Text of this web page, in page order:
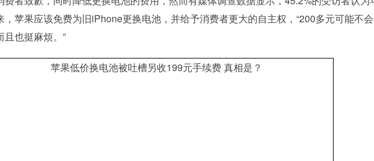
苹果应该免费为旧iPhone更换电池，并给予消费者更大的自主权，“200多元可能不
也挺麻烦。”